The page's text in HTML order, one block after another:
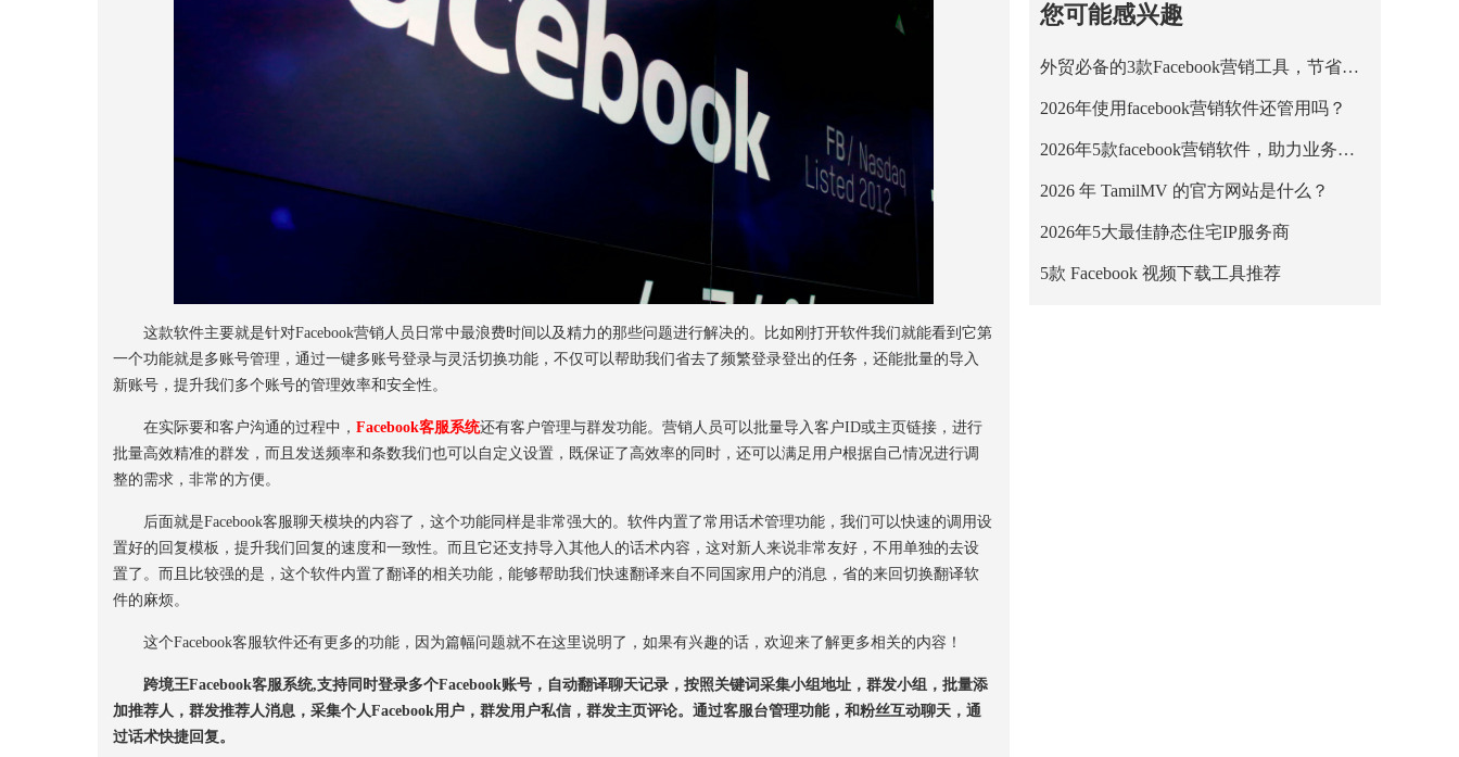
这款软件主要就是针对Facebook营销人员日常中最浪费时间以及精力的那些问题进行解决的。比如刚打开软件我们就能看到它第
一个功能就是多账号管理，通过一键多账号登录与灵活切换功能，不仅可以帮助我们省去了频繁登录登出的任务，还能批量的导入
新账号，提升我们多个账号的管理效率和安全性。
在实际要和客户沟通的过程中，Facebook客服系统还有客户管理与群发功能。营销人员可以批量导入客户ID或主页链接，进行
批量高效精准的群发，而且发送频率和条数我们也可以自定义设置，既保证了高效率的同时，还可以满足用户根据自己情况进行调
整的需求，非常的方便。
后面就是Facebook客服聊天模块的内容了，这个功能同样是非常强大的。软件内置了常用话术管理功能，我们可以快速的调用设
置好的回复模板，提升我们回复的速度和一致性。而且它还支持导入其他人的话术内容，这对新人来说非常友好，不用单独的去设
置了。而且比较强的是，这个软件内置了翻译的相关功能，能够帮助我们快速翻译来自不同国家用户的消息，省的来回切换翻译软
件的麻烦。
这个Facebook客服软件还有更多的功能，因为篇幅问题就不在这里说明了，如果有兴趣的话，欢迎来了解更多相关的内容！
跨境王Facebook客服系统,支持同时登录多个Facebook账号， 自动翻译聊天记录，按照关键词采集小组地址，群发小组，批量添
加推荐人，群发推荐人消息，采集个人Facebook用户，群发用户私信，群发主页评论。通过客服台管理功能，和粉丝互动聊天，通
过话术快捷回复。
您可能感兴趣
外贸必备的3款Facebook营销工具，节省营销成本！
2026年使用facebook营销软件还管用吗？
2026年5款facebook营销软件，助力业务平稳运行！
2026 年 TamilMV 的官方网站是什么？
2026年5大最佳静态住宅IP服务商
5款 Facebook 视频下载工具推荐